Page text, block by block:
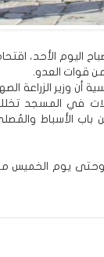
الأحد،
قوات العدو.
وزير الزراعة
في المسجد
الأسباط
وحتى يوم الخميس